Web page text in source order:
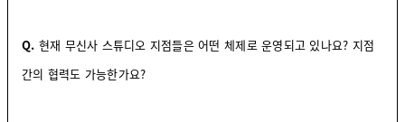
Q. 현재 무신사 스튜디오 지점들은 어떤 체제로 운영되고 있나요? 지점
간의 협력도 가능한가요?